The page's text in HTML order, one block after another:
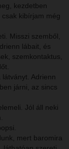
kezdetben
kibírjam még
Misszi szemből,
lábait, és
szemkontaktus,
Adrienn
járni, az sincs
Jól áll neki
mert baromira